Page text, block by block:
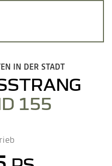
IN DER STADT
155